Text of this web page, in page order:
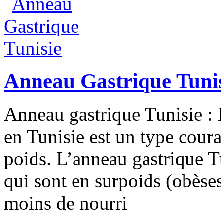
Anneau Gastrique
Anneau gastrique Tunisie :
en Tunisie est un type
poids. L’anneau gastrique
qui sont en surpoids
moins de nourri